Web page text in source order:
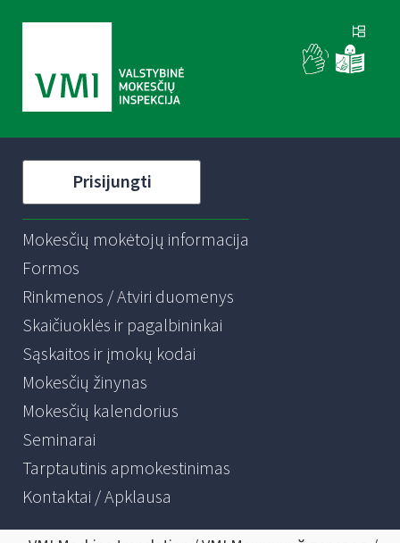
Prisijungti
Mokesčių mokėtojų informacija
Formos
Rinkmenos / Atviri duomenys
Skaičiuoklės ir pagalbininkai
Sąskaitos ir įmokų kodai
Mokesčių žinynas
Mokesčių kalendorius
Seminarai
Tarptautinis apmokestinimas
Kontaktai / Apklausa